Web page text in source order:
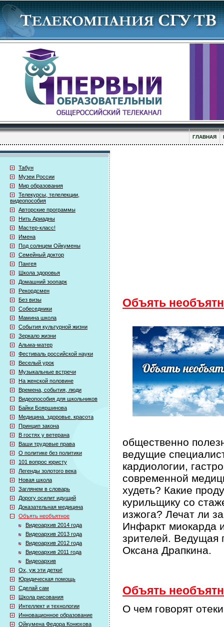
ГЛАВНАЯ
Табун
Музеи России
Мир образования
Телекурсы, телелекции,
видеопособия
Авторские программы
Нить Ариадны
Мастер-класс!
Имена
Под солнцем Ойкумены
Семейный доктор
Пангея
Школа здоровья
Домашний зоопарк
Рекордсмен
Без визы
Собеседники
Мамина школа
События культурной жизни
Зеркало жизни
Альма-матер
Фестиваль российской науки
Веселый урок
Музыкальные встречи
На женской половине
Времена, события, люди
Видеопособия для школьников
Байки Бояршинова
Медицина. здоровье. красота
Принцип закона
В гостях у ветерана
Ваши трудовые права
О политике без политики
101 вопрос юристу
Легенды золотого века
Новая школа
Заглянем в словарь
Дорогу осилит идущий
Доказательная медицина
Объять необъятное
Видеоархив 2014 года
Видеоархив 2013 года
Видеоархив 2012 года
Видеоархив 2011 года
Видеоархив
Ох, уж эти детки!
Юридическая помощь
Сделай сам
Школа рисования
Интеллект и технологии
Инновационное образование
Ойкумена Федора Конюхова
Объять
общественно
ведущие
кардиологии,
современной
худеть? Какие
курильщику со
изжога? Лечат ли
Инфаркт миокарда
зрителей. Ведущая
Оксана Драпкина.
Объять
О чем говорят